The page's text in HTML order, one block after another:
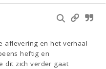
aflevering en het verhaal
heftig en
dit zich verder gaat